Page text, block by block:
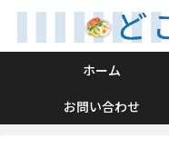
ホーム
お問い合わせ